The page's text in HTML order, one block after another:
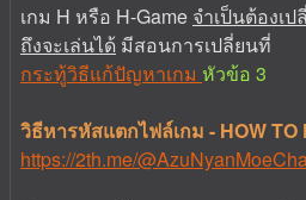
เกม H หรือ H-Game จำเป็นต้องเ
ถึงจะเล่นได้ มีสอนการเปลี่ยนที่
กระทู้วิธีแก้ปัญหาเกม หัวข้อ 3
วิธีหารหัสแตกไฟล์เกม - HOW TO
https://2th.me/